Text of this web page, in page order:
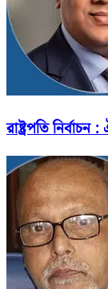
রাষ্ট্রপতি